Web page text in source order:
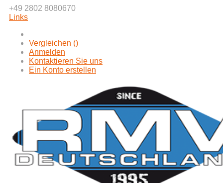
+49 2802 8080670
Links
Vergleichen ()
Anmelden
Kontaktieren Sie uns
Ein Konto erstellen